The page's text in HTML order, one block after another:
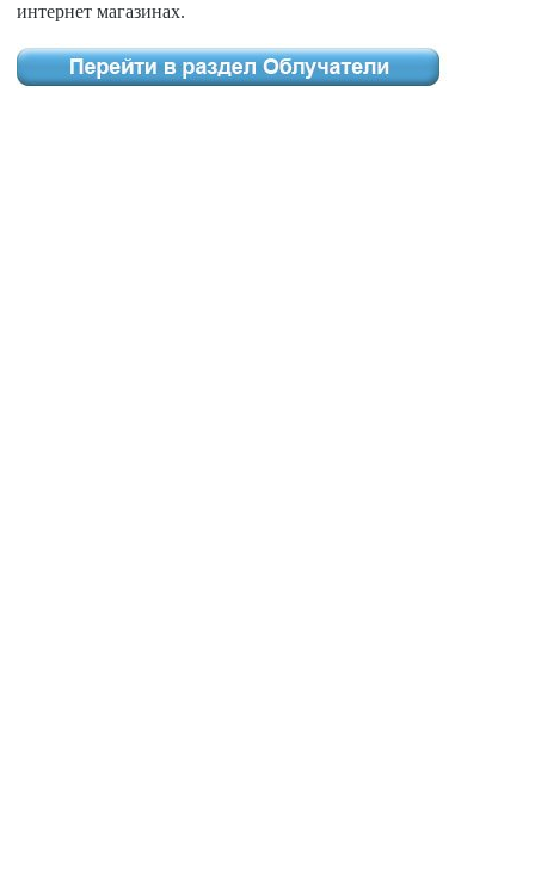
интернет магазинах.